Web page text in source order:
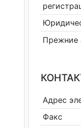
Прежние
Адрес
Факс